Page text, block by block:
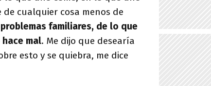
cualquier cosa menos de
familiares, de lo que
mal. Me dijo que desearía
esto y se quiebra, me dice